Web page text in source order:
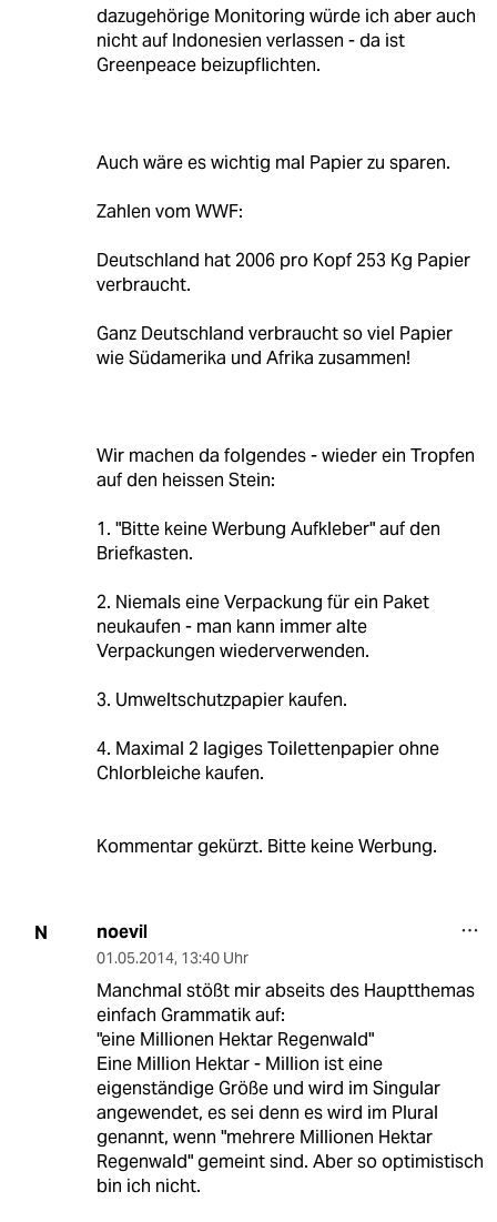
dazugehörige Monitoring würde ich aber auch
nicht auf Indonesien verlassen - da ist
Greenpeace beizupflichten.
Auch wäre es wichtig mal Papier zu sparen.
Zahlen vom WWF:
Deutschland hat 2006 pro Kopf 253 Kg Papier
verbraucht.
Ganz Deutschland verbraucht so viel Papier
wie Südamerika und Afrika zusammen!
Wir machen da folgendes - wieder ein Tropfen
auf den heissen Stein:
1. "Bitte keine Werbung Aufkleber" auf den
Briefkasten.
2. Niemals eine Verpackung für ein Paket
neukaufen - man kann immer alte
Verpackungen wiederverwenden.
3. Umweltschutzpapier kaufen.
4. Maximal 2 lagiges Toilettenpapier ohne
Chlorbleiche kaufen.
Kommentar gekürzt. Bitte keine Werbung.
N noevil
01.05.2014, 13:40 Uhr
Manchmal stößt mir abseits des Hauptthemas
einfach Grammatik auf:
"eine Millionen Hektar Regenwald"
Eine Million Hektar - Million ist eine
eigenständige Größe und wird im Singular
angewendet, es sei denn es wird im Plural
genannt, wenn "mehrere Millionen Hektar
Regenwald" gemeint sind. Aber so optimistisch
bin ich nicht.